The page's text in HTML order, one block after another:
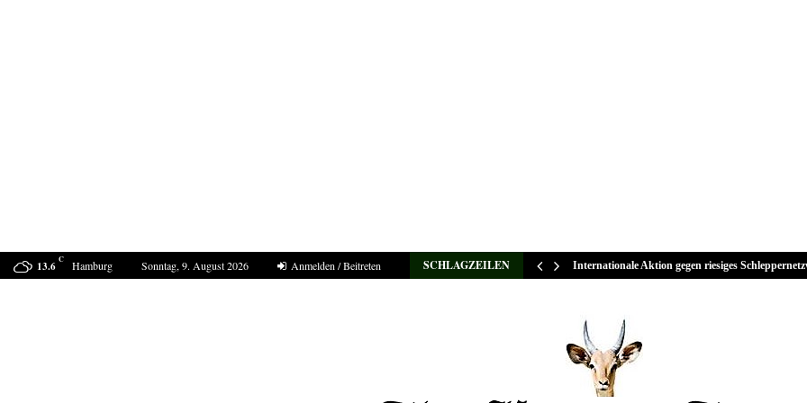
13.6 C Hamburg Sonntag, 9. August 2026 Anmelden / Beitreten SCHLAGZEILEN
Wie Fake-Profile mit Papageien abzocken Internationale Aktion gegen riesiges